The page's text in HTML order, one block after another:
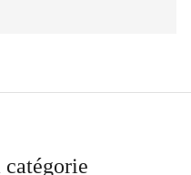
catégorie